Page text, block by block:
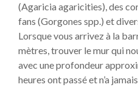
(Agaricia agaricities), des
fans (Gorgones spp.) et
Lorsque vous arrivez à la
mètres, trouver le mur qui
avec une profondeur
heures ont passé et n’a